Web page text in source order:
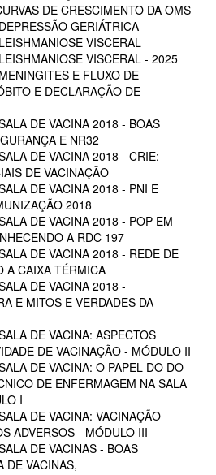
DE CRESCIMENTO DA OMS
GERIÁTRICA
VISCERAL
VISCERAL - 2025
E FLUXO DE
E DECLARAÇÃO DE
DE VACINA 2018 - BOAS
E NR32
DE VACINA 2018 - CRIE:
DE VACINAÇÃO
DE VACINA 2018 - PNI E
2018
DE VACINA 2018 - POP EM
A RDC 197
DE VACINA 2018 - REDE DE
A CAIXA TÉRMICA
DE VACINA 2018 -
E MITOS E VERDADES DA
DE VACINA: ASPECTOS
DE VACINAÇÃO - MÓDULO II
DE VACINA: O PAPEL DO DO
DE ENFERMAGEM NA SALA
I
DE VACINA: VACINAÇÃO
ADVERSOS - MÓDULO III
DE VACINAS - BOAS
DE VACINAS,